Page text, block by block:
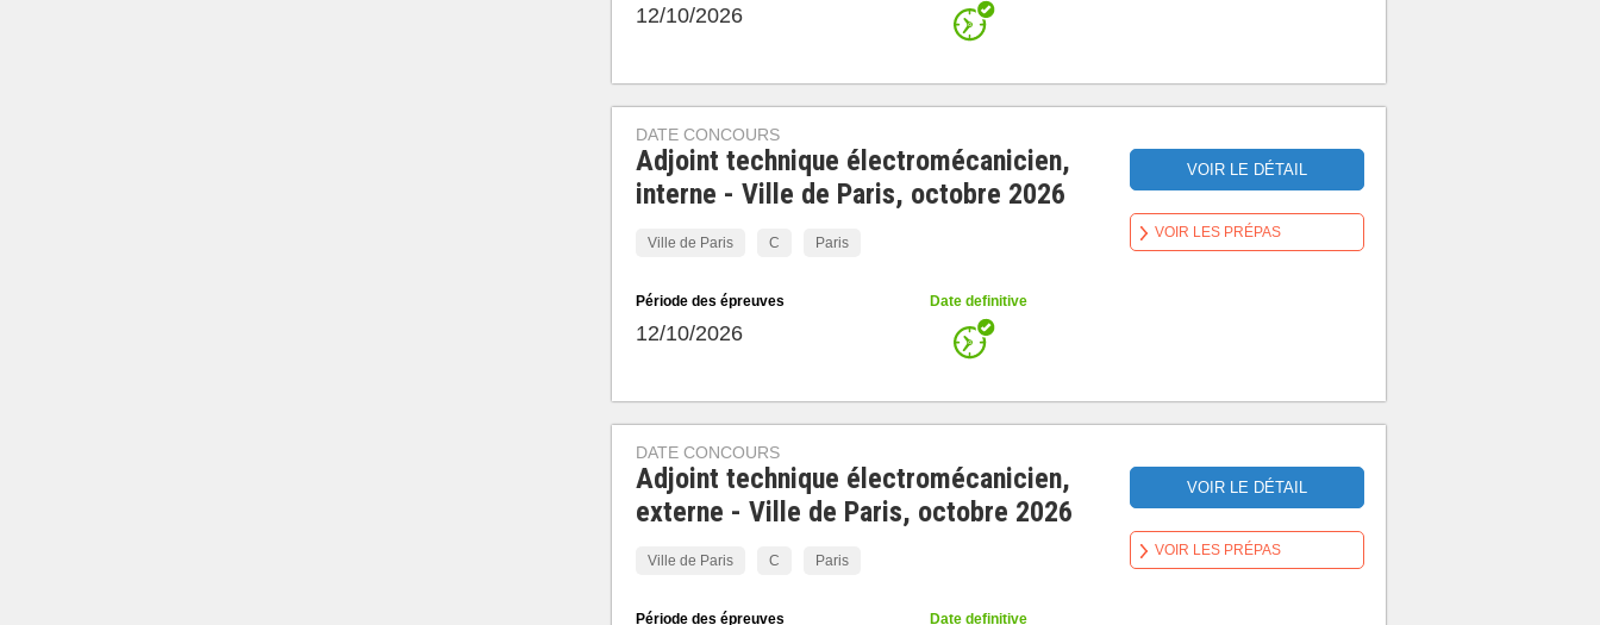
12/10/2026
DATE CONCOURS
Adjoint technique électromécanicien,
interne - Ville de Paris, octobre 2026
Ville de Paris C Paris
Période des épreuves
12/10/2026
Date definitive
VOIR LE DÉTAIL
VOIR LES PRÉPAS
DATE CONCOURS
Adjoint technique électromécanicien,
externe - Ville de Paris, octobre 2026
Ville de Paris C Paris
Période des épreuves Date definitive
VOIR LE DÉTAIL
VOIR LES PRÉPAS